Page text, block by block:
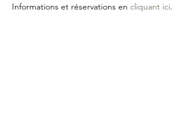
Informations et réservations en cliquant ici.